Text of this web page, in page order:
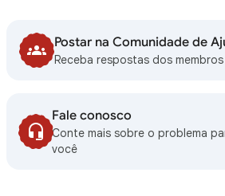
Postar na Comunidade de
Receba respostas dos
Fale conosco
Conte mais sobre o problema
você